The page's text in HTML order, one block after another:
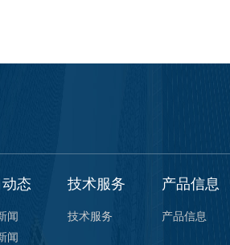
态
闻
闻
技术服务
技术服务
产品信息
产品信息